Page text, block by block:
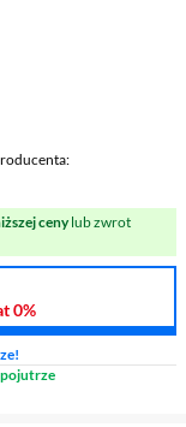
zł
cenylub zwrot
0%